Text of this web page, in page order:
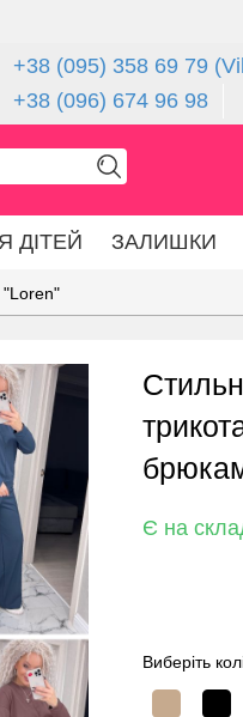
+38 (095) 358 69 79
+38 (096) 674 96 98
ДІТЕЙ ЗАЛИШКИ
"Loren"
Є на
Виберіть